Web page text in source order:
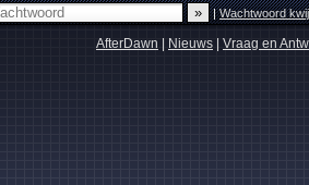
|Wachtwoord
AfterDawn Nieuws Vraag en